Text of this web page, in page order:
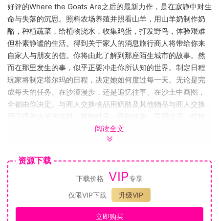
好评的Where the Goats Are之后的最新力作，是在寂静中对生
命与失落的沉思。照料农场养殖并照看山羊，用山羊奶制作奶
酪，种植蔬菜，给植物浇水，收集鸡蛋，打发野鸟，体验艰难
但朴素静谧的生活。得到关于家人的消息旅行商人将带给你来
自家人与朋友的信。你将由此了解到那座陌生城市的故事。然
而在那里发生的事，似乎正要冲走你所认知的世界。制定日程
玩家将制定塔尔玛的日程，决定她如何度过每一天。无论是完
成每天的任务、在沙漠漫步，还是追忆往事、在沙土中画图，
全都由你决定。与商人交换物品用奶酪及其他物品与商人交换
子弹。塔尔玛还将与除了她之外的唯一人影——旅行商人进行
一个在寂静中讲述生命与失落的农场游戏。
人们一个接一个地离开了一度繁荣的村庄而去往城市，只留下
塔尔玛。如今，步入晚年的她孤身一人照料着庄园与山羊，过
着艰难而朴素的生活。
阅读全文
资源下载
下载价格 VIP专享
仅限VIP下载
升级VIP
立即购买